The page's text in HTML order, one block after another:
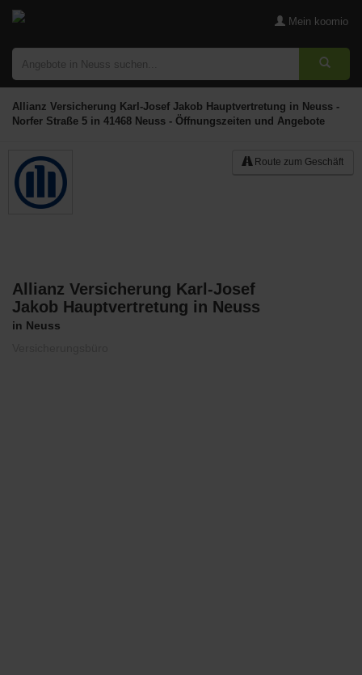
Mein koomio
Allianz Versicherung Karl-Josef Jakob Hauptvertretung in Neuss -
Norfer Straße 5 in 41468 Neuss - Öffnungszeiten und Angebote
Route zum Geschäft
Allianz Versicherung Karl-Josef
Jakob Hauptvertretung in Neuss
in Neuss